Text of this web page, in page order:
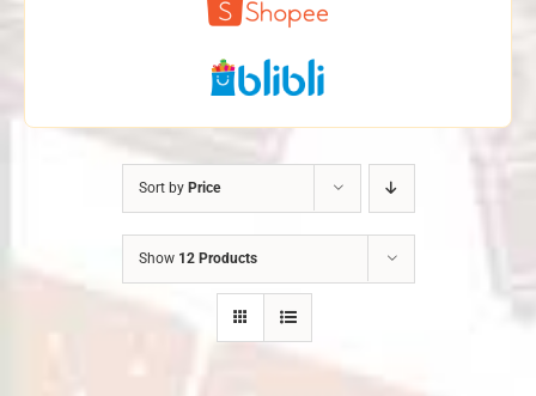
Sort by Price
Show 12 Products